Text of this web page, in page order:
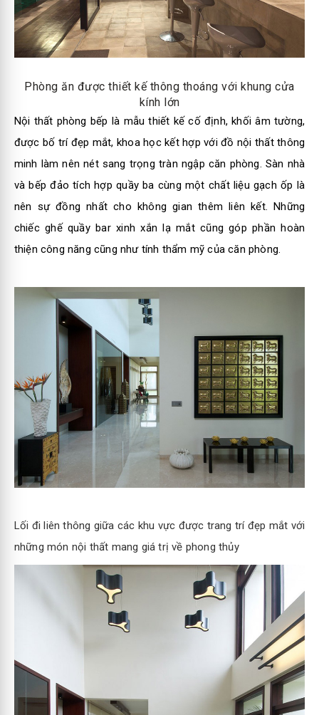
Phòng ăn được thiết kế thông thoáng với khung cửa
kính lớn
Nội thất phòng bếp là mẫu thiết kế cố định, khối âm tường,
được bố trí đẹp mắt, khoa học kết hợp với đồ nội thất thông
minh làm nên nét sang trọng tràn ngập căn phòng. Sàn nhà
và bếp đảo tích hợp quầy ba cùng một chất liệu gạch ốp là
nên sự đồng nhất cho không gian thêm liên kết. Những
chiếc ghế quầy bar xinh xắn lạ mắt cũng góp phần hoàn
thiện công năng cũng như tính thẩm mỹ của căn phòng.
Lối đi liên thông giữa các khu vực được trang trí đẹp mắt với
những món nội thất mang giá trị về phong thủy